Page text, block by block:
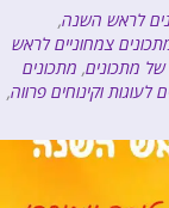
לראש השנה,
צמחוניים לראש
מתכונים, מתכונים
לעוגות וקינוחים פרווה,